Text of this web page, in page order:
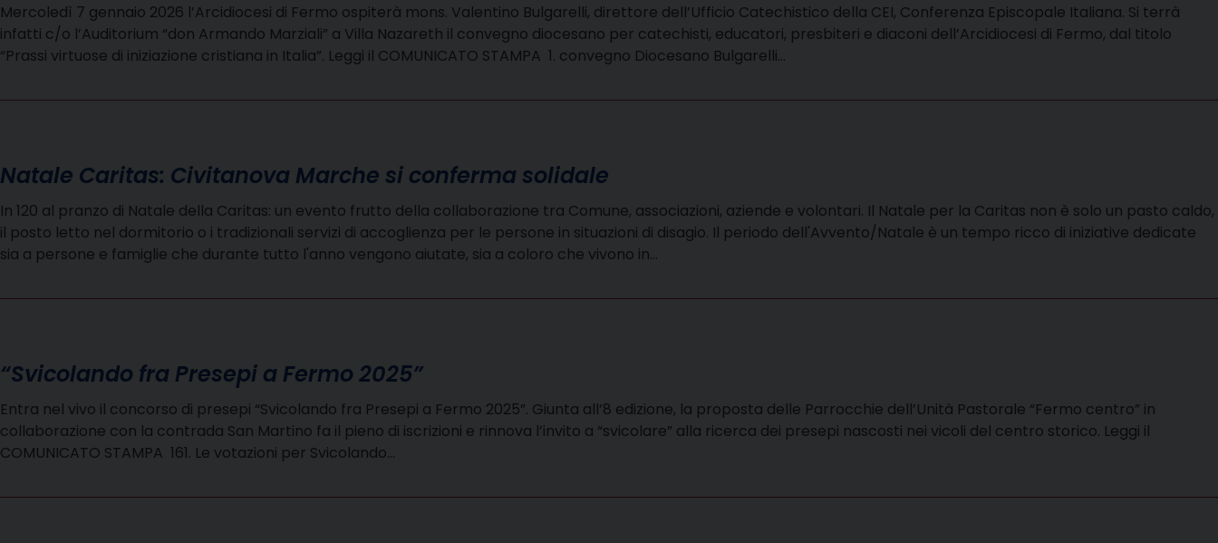
Mercoledì 7 gennaio 2026 l’Arcidiocesi di Fermo ospiterà mons. Valentino Bulgarelli, direttore dell’Ufficio Catechistico della CEI, Conferenza Episcopale Italiana. Si terrà
infatti c/o l’Auditorium “don Armando Marziali” a Villa Nazareth il convegno diocesano per catechisti, educatori, presbiteri e diaconi dell’Arcidiocesi di Fermo, dal titolo
“Prassi virtuose di iniziazione cristiana in Italia”. Leggi il COMUNICATO STAMPA 1. convegno Diocesano Bulgarelli…
Natale Caritas: Civitanova Marche si conferma solidale
In 120 al pranzo di Natale della Caritas: un evento frutto della collaborazione tra Comune, associazioni, aziende e volontari. Il Natale per la Caritas non è solo un pasto caldo,
il posto letto nel dormitorio o i tradizionali servizi di accoglienza per le persone in situazioni di disagio. Il periodo dell'Avvento/Natale è un tempo ricco di iniziative dedicate
sia a persone e famiglie che durante tutto l'anno vengono aiutate, sia a coloro che vivono in…
“Svicolando fra Presepi a Fermo 2025”
Entra nel vivo il concorso di presepi “Svicolando fra Presepi a Fermo 2025”. Giunta all’8 edizione, la proposta delle Parrocchie dell’Unità Pastorale “Fermo centro” in
collaborazione con la contrada San Martino fa il pieno di iscrizioni e rinnova l’invito a “svicolare” alla ricerca dei presepi nascosti nei vicoli del centro storico. Leggi il
COMUNICATO STAMPA 161. Le votazioni per Svicolando…